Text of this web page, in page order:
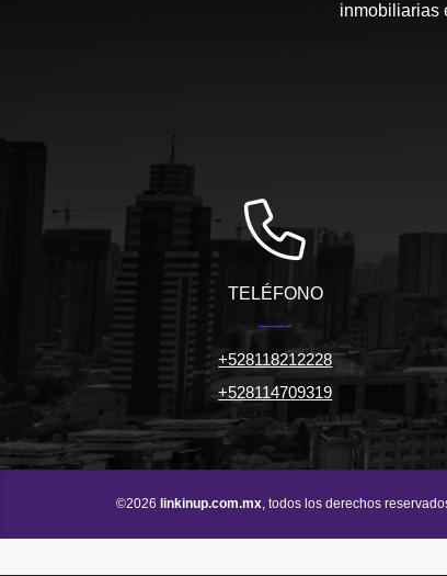
inmobiliarias
TELÉFONO
+528118212228
+528114709319
©2026 linkinup.com.mx, todos los derechos